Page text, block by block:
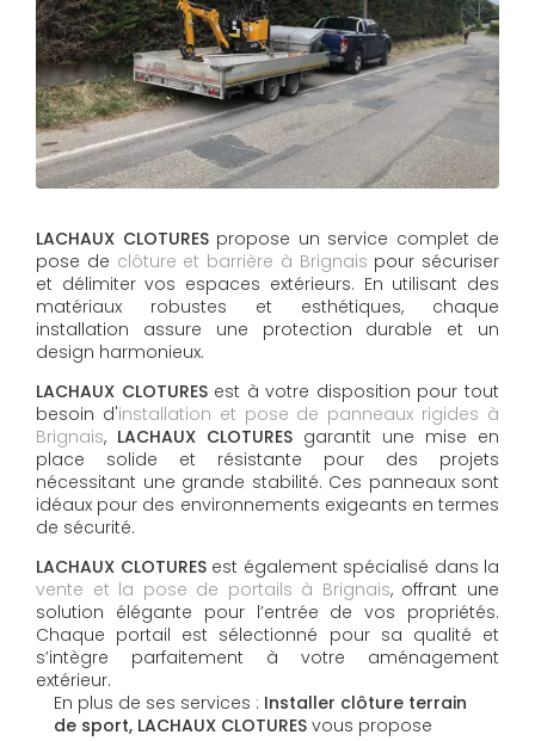
LACHAUX CLOTURESpropose un service complet de
pose de clôture et barrière à Brignais pour sécuriser
et délimiter vos espaces extérieurs. En utilisant des
matériaux robustes et esthétiques, chaque
installation assure une protection durable et un
design harmonieux.
LACHAUX CLOTURESest à votre disposition pour tout
besoin d'installation et pose de panneaux rigides à
Brignais, LACHAUX CLOTURES garantit une mise en
place solide et résistante pour des projets
nécessitant une grande stabilité. Ces panneaux sont
idéaux pour des environnements exigeants en termes
de sécurité.
LACHAUX CLOTURESest également spécialisé dans la
vente et la pose de portails à Brignais, offrant une
solution élégante pour l’entrée de vos propriétés.
Chaque portail est sélectionné pour sa qualité et
s’intègre parfaitement à votre aménagement
extérieur.
En plus de ses services : Installer clôture terrain
de sport, LACHAUX CLOTURES vous propose